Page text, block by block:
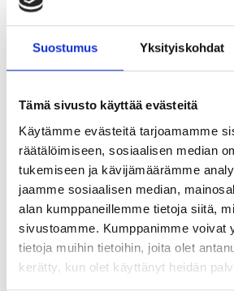
Suostumus Yksityiskohdat
Tämä sivusto käyttää evästeitä
Käytämme evästeitä tarjoamamme
räätälöimiseen, sosiaalisen median
tukemiseen ja kävijämäärämme
jaamme sosiaalisen median,
alan kumppaneillemme tietoja siitä,
sivustoamme. Kumppanimme voivat
tietoja muihin tietoihin, joita olet
kerätty, kun olet käyttänyt heidän
Bokseri, unisex koko S
€7,90
€6,29 (ALV 0%)